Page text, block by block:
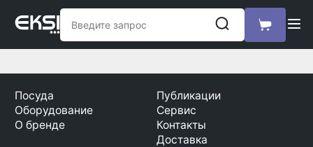
Посуда
Оборудование
О бренде
Публикации
Сервис
Контакты
Доставка